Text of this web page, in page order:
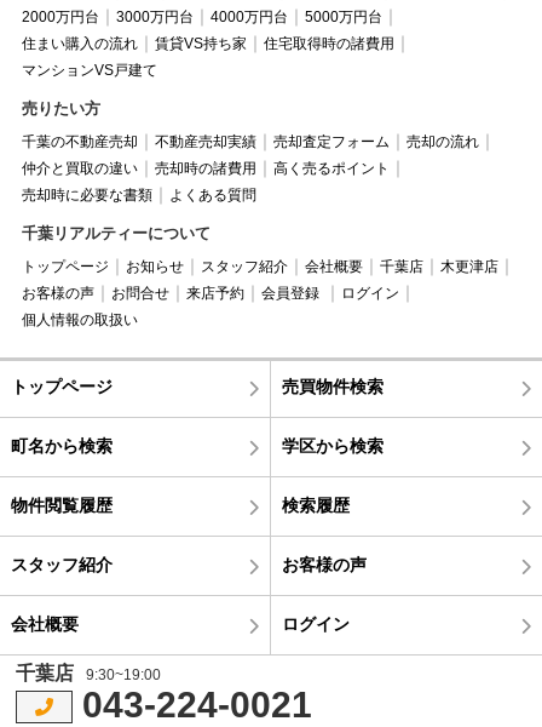
2000万円台
3000万円台 4000万円台
5000万円台
住まい購入の流れ
賃貸VS持ち家
住宅取得時の諸費用
マンションVS戸建て
売りたい方
千葉の不動産売却 不動産売却実績 売却査定フォーム
売却の流れ
仲介と買取の違い
売却時の諸費用
高く売るポイント
売却時に必要な書類
よくある質問
千葉リアルティーについて
トップページ お知らせ スタッフ紹介 会社概要 千葉店
木更津店
お客様の声
お問合せ 来店予約 会員登録
ログイン
個人情報の取扱い
トップページ 売買物件検索
町名から検索 学区から検索
物件閲覧履歴 検索履歴
スタッフ紹介 お客様の声
会社概要 ログイン
千葉店 9:30~19:00
043-224-0021